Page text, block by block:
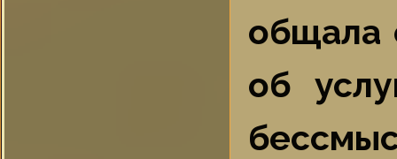
общала
об